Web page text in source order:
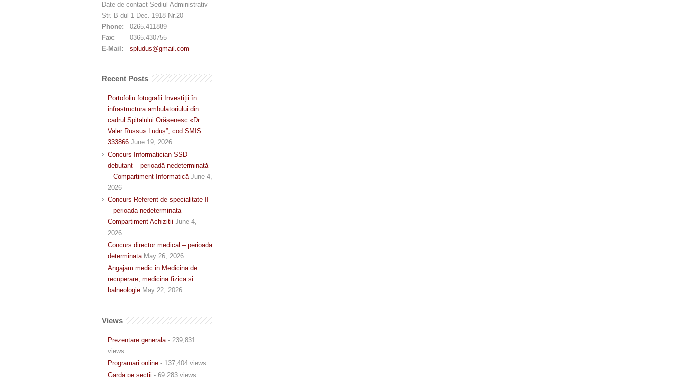
Date de contact Sediul Administrativ
Str. B-dul 1 Dec. 1918 Nr.20
Phone:
0265.411889
Fax:
0365.430755
E-Mail:
spludus@gmail.com
Recent Posts
Portofoliu fotografii Investiții în
infrastructura ambulatoriului din
cadrul Spitalului Orășenesc «Dr.
Valer Russu» Luduș”, cod SMIS
333866 June 19, 2026
Concurs Informatician SSD
debutant – perioadă nedeterminată
– Compartiment Informatică June 4,
2026
Concurs Referent de specialitate II
– perioada nedeterminata –
Compartiment Achizitii June 4,
2026
Concurs director medical – perioada
determinata May 26, 2026
Angajam medic in Medicina de
recuperare, medicina fizica si
balneologie May 22, 2026
Views
Prezentare generala- 239,831
views
Programari online - 137,404 views
Garda pe sectii - 69,283 views